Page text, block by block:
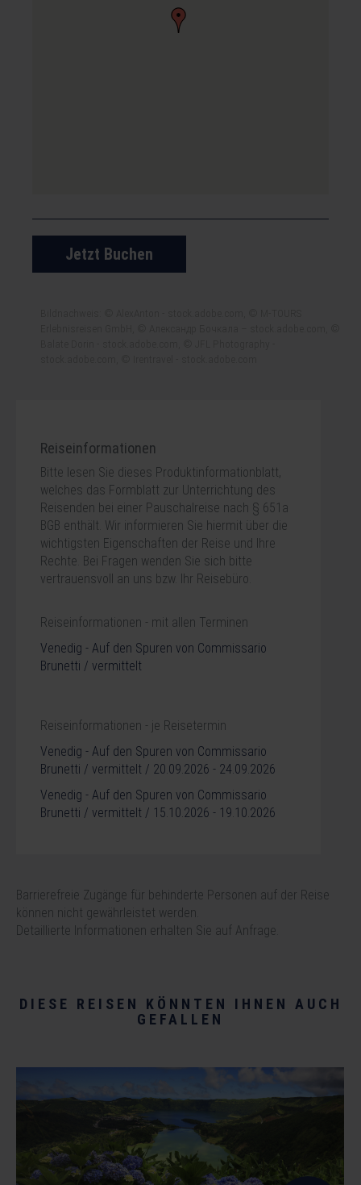
Jetzt Buchen
Reiseinformationen
Bitte lesen Sie dieses Produktinformationblatt,
welches das Formblatt zur Unterrichtung des
Reisenden bei einer Pauschalreise nach § 651a
BGB enthält. Wir informieren Sie hiermit über die
wichtigsten Eigenschaften der Reise und Ihre
Rechte. Bei Fragen wenden Sie sich bitte
vertrauensvoll an uns bzw. Ihr Reisebüro.
Reiseinformationen - mit allen Terminen
Venedig - Auf den Spuren von Commissario
Brunetti / vermittelt
Reiseinformationen - je Reisetermin
Venedig - Auf den Spuren von Commissario
Brunetti / vermittelt / 20.09.2026 - 24.09.2026
Venedig - Auf den Spuren von Commissario
Brunetti / vermittelt / 15.10.2026 - 19.10.2026
Barrierefreie Zugänge für behinderte Personen auf der Reise
können nicht gewährleistet werden.
Detaillierte Informationen erhalten Sie auf Anfrage.
DIESE REISEN KÖNNTEN IHNEN AUCH
GEFALLEN